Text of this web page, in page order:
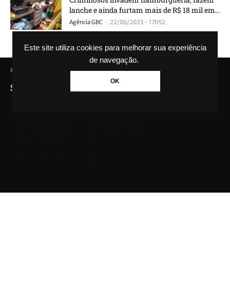
Este site utiliza cookies para melhorar sua experiência
de navegação.
OK
lanche e ainda furtam mais de R$ 18 mil em...
Agência GBC - 22/06/2023 - 17h52
© Agência GBC. Aqui tem notícia. Todos os direitos reservados.
SAIBA MAIS SOBRE A AGÊNCIA GBC